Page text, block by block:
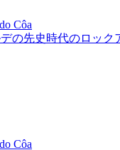
Côa
の先史時代のロック
Côa